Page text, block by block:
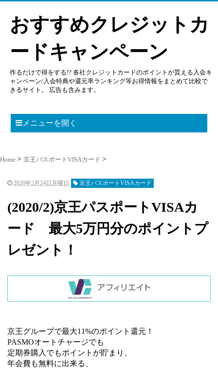
おすすめクレジットカ
ードキャンペーン
作るだけで得をする!? 各社クレジットカードのポイントが貰える入会キ
ャンペーン/入会特典や還元率ランキング等お得情報をまとめて比較で
きるサイト。 広告も含みます。
メニューを開く
Home 京王パスポートVISAカード
2020年2月24日月曜日 京王パスポートVISAカード
(2020/2)京王パスポートVISAカ
ード 最大5万円分のポイントプ
レゼント！
京王グループで最大11%のポイント還元！
PASMOオートチャージでも
定期券購入でもポイントが貯まり、
年会費も無料に出来る、